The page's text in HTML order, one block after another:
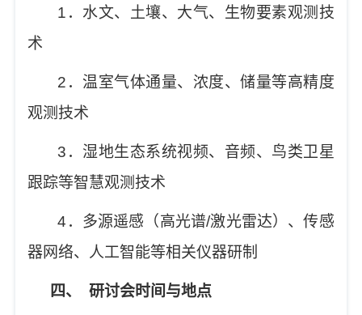
1 ．水文、土壤、大气、生物要素观测技
术
2 ．温室气体通量、浓度、储量等高精度
观测技术
3 ．湿地生态系统视频、音频、鸟类卫星
跟踪等智慧观测技术
4 ．多源遥感（高光谱/激光雷达）、传感
器网络、人工智能等相关仪器研制
四、研讨会时间与地点